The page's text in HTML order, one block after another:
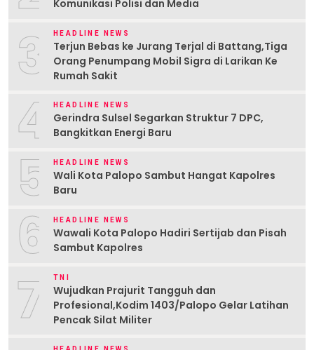
Komunikasi Polisi dan Media
3 HEADLINE NEWS
Terjun Bebas ke Jurang Terjal di Battang,Tiga
Orang Penumpang Mobil Sigra di Larikan Ke
Rumah Sakit
4 HEADLINE NEWS
Gerindra Sulsel Segarkan Struktur 7 DPC,
Bangkitkan Energi Baru
5 HEADLINE NEWS
Wali Kota Palopo Sambut Hangat Kapolres
Baru
6 HEADLINE NEWS
Wawali Kota Palopo Hadiri Sertijab dan Pisah
Sambut Kapolres
7 TNI
Wujudkan Prajurit Tangguh dan
Profesional,Kodim 1403/Palopo Gelar Latihan
Pencak Silat Militer